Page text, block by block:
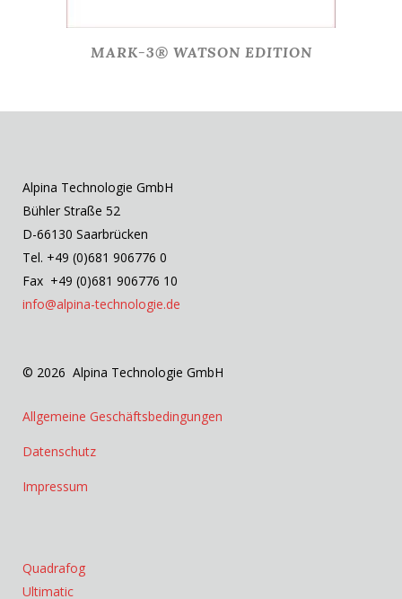
MARK-3® WATSON EDITION
Alpina Technologie GmbH
Bühler Straße 52
D-66130 Saarbrücken
Tel. +49 (0)681 906776 0
Fax +49 (0)681 906776 10
info@alpina-technologie.de
© 2026 Alpina Technologie GmbH
Allgemeine Geschäftsbedingungen
Datenschutz
Impressum
Quadrafog
Ultimatic